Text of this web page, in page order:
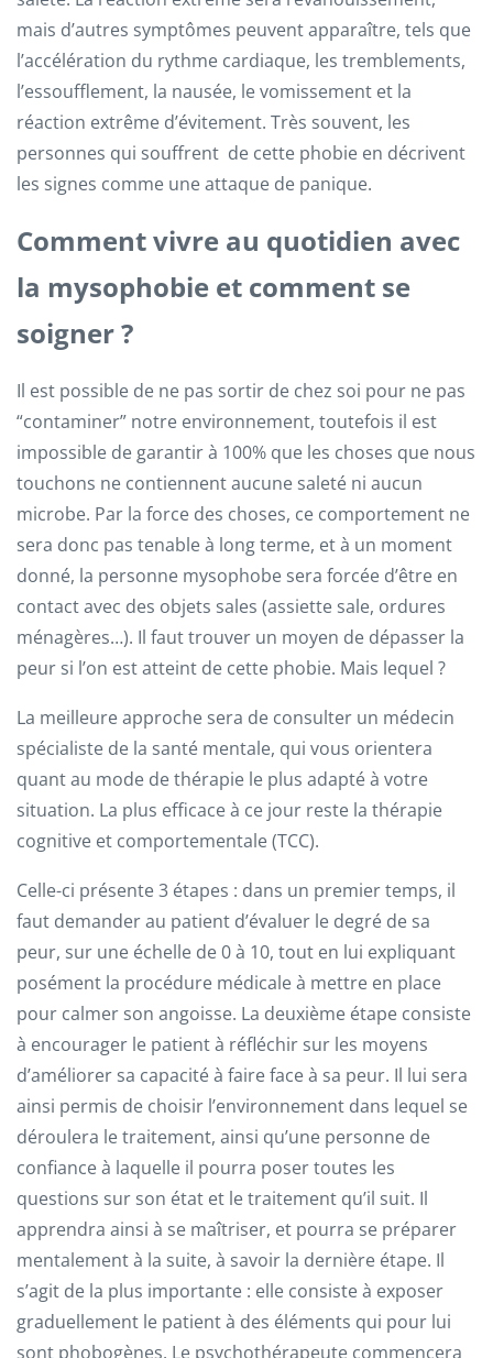
mais d’autres symptômes peuvent apparaître, tels que
l’accélération du rythme cardiaque, les tremblements,
l’essoufflement, la nausée, le vomissement et la
réaction extrême d’évitement. Très souvent, les
personnes qui souffrent de cette phobie en décrivent
les signes comme une attaque de panique.
Comment vivre au quotidien avec
la mysophobie et comment se
soigner ?
Il est possible de ne pas sortir de chez soi pour ne pas
“contaminer” notre environnement, toutefois il est
impossible de garantir à 100% que les choses que nous
touchons ne contiennent aucune saleté ni aucun
microbe. Par la force des choses, ce comportement ne
sera donc pas tenable à long terme, et à un moment
donné, la personne mysophobe sera forcée d’être en
contact avec des objets sales (assiette sale, ordures
ménagères…). Il faut trouver un moyen de dépasser la
peur si l’on est atteint de cette phobie. Mais lequel ?
La meilleure approche sera de consulter un médecin
spécialiste de la santé mentale, qui vous orientera
quant au mode de thérapie le plus adapté à votre
situation. La plus efficace à ce jour reste la thérapie
cognitive et comportementale (TCC).
Celle-ci présente 3 étapes : dans un premier temps, il
faut demander au patient d’évaluer le degré de sa
peur, sur une échelle de 0 à 10, tout en lui expliquant
posément la procédure médicale à mettre en place
pour calmer son angoisse. La deuxième étape consiste
à encourager le patient à réfléchir sur les moyens
d’améliorer sa capacité à faire face à sa peur. Il lui sera
ainsi permis de choisir l’environnement dans lequel se
déroulera le traitement, ainsi qu’une personne de
confiance à laquelle il pourra poser toutes les
questions sur son état et le traitement qu’il suit. Il
apprendra ainsi à se maîtriser, et pourra se préparer
mentalement à la suite, à savoir la dernière étape. Il
s’agit de la plus importante : elle consiste à exposer
graduellement le patient à des éléments qui pour lui
sont phobogènes. Le psychothérapeute commencera